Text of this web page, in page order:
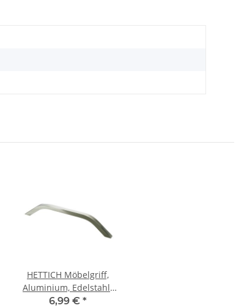
HETTICH Möbelgriff,
Aluminium, Edelstahl-
Optik, BA 160mm
6,99 € *